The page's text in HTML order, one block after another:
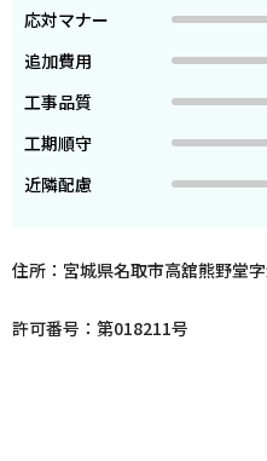
応対マナー
追加費用
工事品質
工期順守
近隣配慮
住所：宮城県名取市高舘熊野堂
許可番号：第018211号